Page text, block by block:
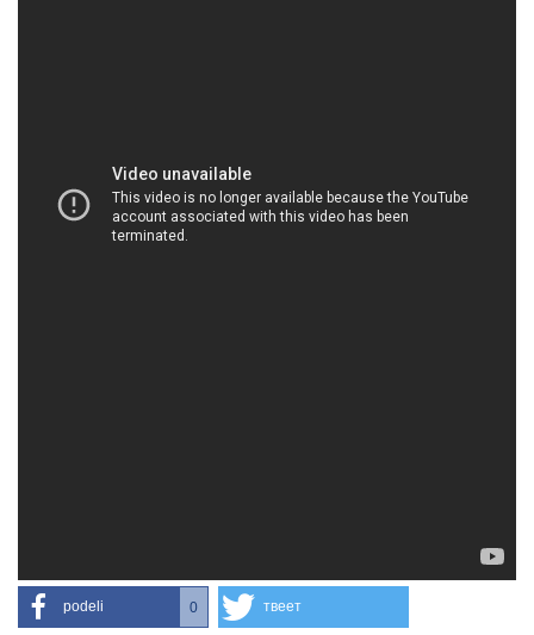
podeli 0 твеет